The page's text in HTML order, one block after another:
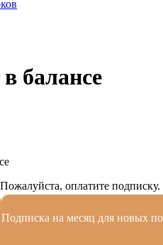
балансе
оплатите подписку.
Подписка на месяц для новых